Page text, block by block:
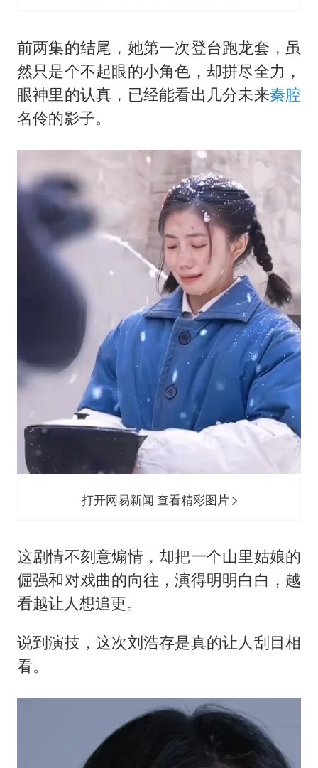
前两集的结尾，她第一次登台跑龙套，虽
然只是个不起眼的小角色，却拼尽全力，
眼神里的认真，已经能看出几分未来秦腔
名伶的影子。
打开网易新闻 查看精彩图片
这剧情不刻意煽情，却把一个山里姑娘的
倔强和对戏曲的向往，演得明明白白，越
看越让人想追更。
说到演技，这次刘浩存是真的让人刮目相
看。